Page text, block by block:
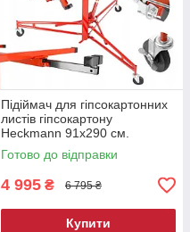
Підіймач для гіпсокартонних
листів гіпсокартону
Heckmann 91x290 см.
Готово до відправки
4 995 ₴ 6 795 ₴
Купити